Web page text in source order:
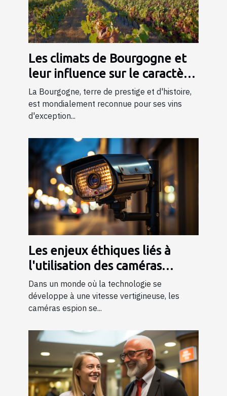
Les climats de Bourgogne et
leur influence sur le caractère
du vin
La Bourgogne, terre de prestige et d'histoire,
est mondialement reconnue pour ses vins
d'exception...
Les enjeux éthiques liés à
l'utilisation des caméras
espion dans la société
Dans un monde où la technologie se
développe à une vitesse vertigineuse, les
caméras espion se...